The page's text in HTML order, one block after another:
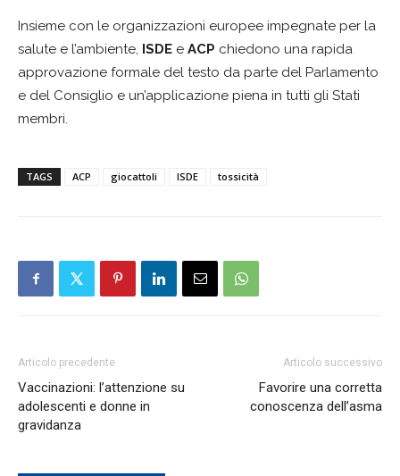
Insieme con le organizzazioni europee impegnate per la
salute e l’ambiente, ISDE e ACP chiedono una rapida
approvazione formale del testo da parte del Parlamento
e del Consiglio e un’applicazione piena in tutti gli Stati
membri.
TAGS ACP giocattoli ISDE tossicità
Articolo precedente
Vaccinazioni: l’attenzione su
adolescenti e donne in
gravidanza
Articolo successivo
Favorire una corretta
conoscenza dell’asma